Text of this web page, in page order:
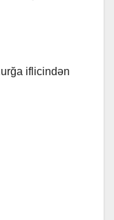
iflicindən